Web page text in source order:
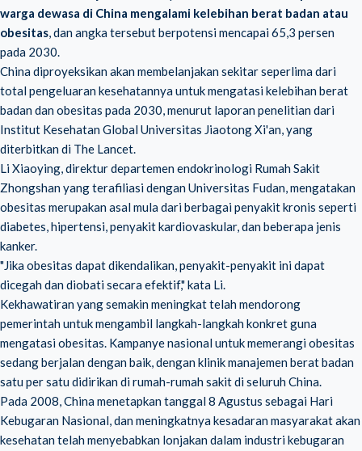
warga dewasa di China mengalami kelebihan berat badan atau
obesitas, dan angka tersebut berpotensi mencapai 65,3 persen
pada 2030.
China diproyeksikan akan membelanjakan sekitar seperlima dari
total pengeluaran kesehatannya untuk mengatasi kelebihan berat
badan dan obesitas pada 2030, menurut laporan penelitian dari
Institut Kesehatan Global Universitas Jiaotong Xi'an, yang
diterbitkan di The Lancet.
Li Xiaoying, direktur departemen endokrinologi Rumah Sakit
Zhongshan yang terafiliasi dengan Universitas Fudan, mengatakan
obesitas merupakan asal mula dari berbagai penyakit kronis seperti
diabetes, hipertensi, penyakit kardiovaskular, dan beberapa jenis
kanker.
"Jika obesitas dapat dikendalikan, penyakit-penyakit ini dapat
dicegah dan diobati secara efektif," kata Li.
Kekhawatiran yang semakin meningkat telah mendorong
pemerintah untuk mengambil langkah-langkah konkret guna
mengatasi obesitas. Kampanye nasional untuk memerangi obesitas
sedang berjalan dengan baik, dengan klinik manajemen berat badan
satu per satu didirikan di rumah-rumah sakit di seluruh China.
Pada 2008, China menetapkan tanggal 8 Agustus sebagai Hari
Kebugaran Nasional, dan meningkatnya kesadaran masyarakat akan
kesehatan telah menyebabkan lonjakan dalam industri kebugaran